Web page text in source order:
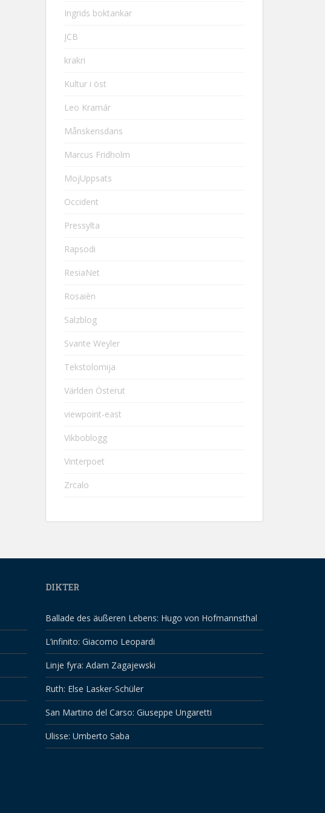
Ingrids boktankar
JCB
krakri
Kultur i öst
Leo Kramár
Månskensdans
Marcus Fridholm
MojUppsats
Occident
Pressylta
Rapsodi
ResiaNet
Rosaièn
Salzblog
Svante Weyler
Tekstolomija
Världen Österut
viewpoint-east
Vikboblogg
Vinterpoet
Zrcalo
DIKTER
Ballade des äußeren Lebens: Hugo von Hofmannsthal
L’infinito: Giacomo Leopardi
Linje fyra: Adam Zagajewski
Ruth: Else Lasker-Schüler
San Martino del Carso: Giuseppe Ungaretti
Ulisse: Umberto Saba